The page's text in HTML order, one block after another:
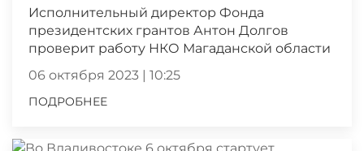
Исполнительный директор Фонда
президентских грантов Антон Долгов
проверит работу НКО Магаданской области
06 октября 2023 | 10:25
ПОДРОБНЕЕ